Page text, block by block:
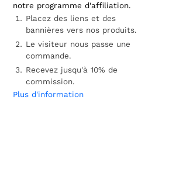
notre programme d'affiliation.
Placez des liens et des
bannières vers nos produits.
Le visiteur nous passe une
commande.
Recevez jusqu'à 10% de
commission.
Plus d'information